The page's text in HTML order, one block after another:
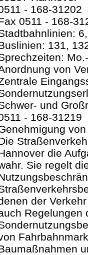
- 168-31202
0511 - 168-
131,
von
und
- 168-31219
die
Sie regelt
der
Regelungen